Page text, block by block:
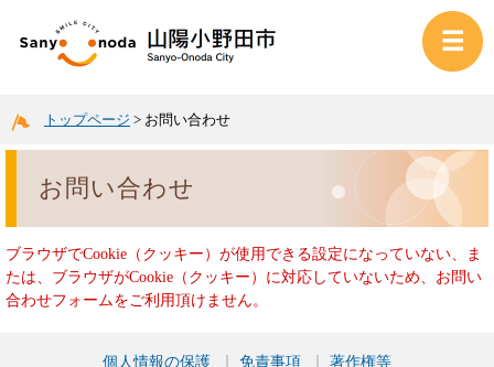
トップページ > お問い合わせ
お問い合わせ
ブラウザでCookie（クッキー）が使用できる設定になっていない、ま
たは、ブラウザがCookie（クッキー）に対応していないため、お問い
合わせフォームをご利用頂けません。
個人情報の保護 免責事項
著作権等